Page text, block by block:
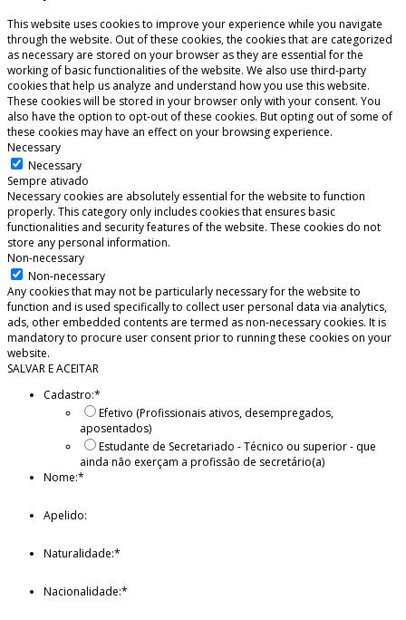
This website uses cookies to improve your experience while you navigate
through the website. Out of these cookies, the cookies that are categorized
as necessary are stored on your browser as they are essential for the
working of basic functionalities of the website. We also use third-party
cookies that help us analyze and understand how you use this website.
These cookies will be stored in your browser only with your consent. You
also have the option to opt-out of these cookies. But opting out of some of
these cookies may have an effect on your browsing experience.
Necessary
Necessary
Sempre ativado
Necessary cookies are absolutely essential for the website to function
properly. This category only includes cookies that ensures basic
functionalities and security features of the website. These cookies do not
store any personal information.
Non-necessary
Non-necessary
Any cookies that may not be particularly necessary for the website to
function and is used specifically to collect user personal data via analytics,
ads, other embedded contents are termed as non-necessary cookies. It is
mandatory to procure user consent prior to running these cookies on your
website.
SALVAR E ACEITAR
Cadastro:*
Efetivo (Profissionais ativos, desempregados,
aposentados)
Estudante de Secretariado - Técnico ou superior - que
ainda não exerçam a profissão de secretário(a)
Nome:*
Apelido:
Naturalidade:*
Nacionalidade:*